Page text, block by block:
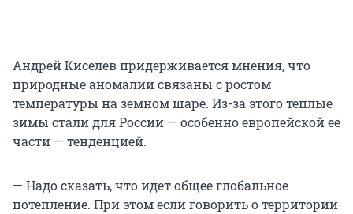
Андрей Киселев придерживается мнения, что
природные аномалии связаны с ростом
температуры на земном шаре. Из-за этого теплые
зимы стали для России — особенно европейской ее
части — тенденцией.
— Надо сказать, что идет общее глобальное
потепление. При этом если говорить о территории